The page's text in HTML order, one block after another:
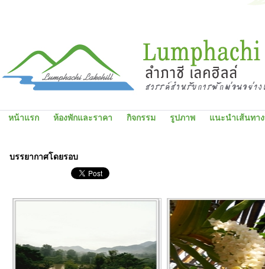
หน้าแรก ห้องพักและราคา กิจกรรม รูปภาพ แนะนำเส้นทาง
บรรยากาศโดยรอบ